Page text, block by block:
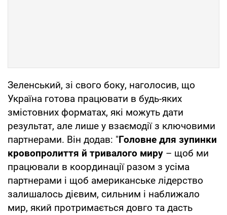
Зеленський, зі свого боку, наголосив, що
Україна готова працювати в будь-яких
змістовних форматах, які можуть дати
результат, але лише у взаємодії з ключовими
партнерами. Він додав: "Головне для зупинки
кровопролиття й тривалого миру – щоб ми
працювали в координації разом з усіма
партнерами і щоб американське лідерство
залишалось дієвим, сильним і наближало
мир, який протримається довго та дасть